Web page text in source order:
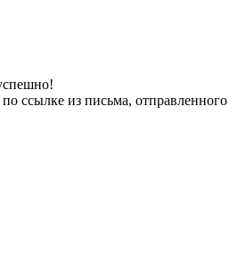
ссылке из письма, отправленного